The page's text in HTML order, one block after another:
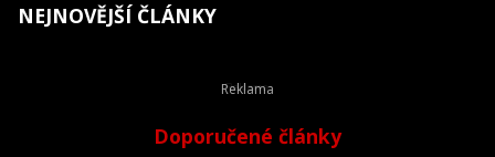
NEJNOVĚJŠÍ ČLÁNKY
Doporučené články